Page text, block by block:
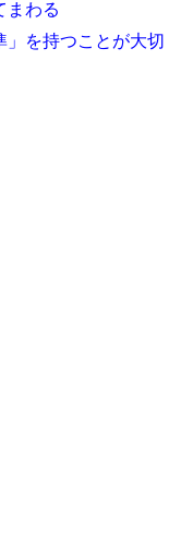
まわる
」を持つことが大切